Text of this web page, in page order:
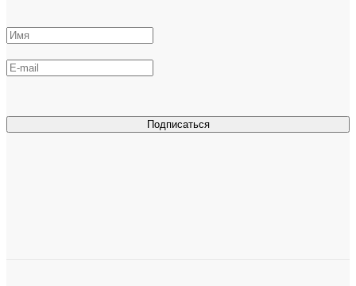
Подписаться